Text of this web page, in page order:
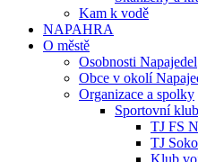
Kam k vodě
NAPAHRA
O městě
Osobnosti Napajedel
Obce v okolí
Organizace a spolky
Sportovní
TJ FS
TJ
Klub